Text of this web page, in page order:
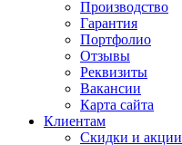
Производство
Гарантия
Портфолио
Отзывы
Реквизиты
Вакансии
Карта сайта
Клиентам
Скидки и акции